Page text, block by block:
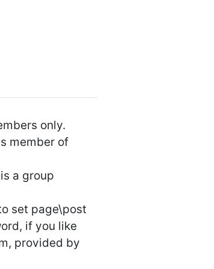
only.
member of
a group
set page\post
if you like
provided by